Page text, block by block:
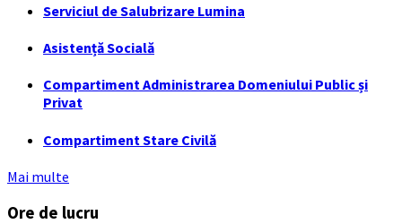
Serviciul de Salubrizare Lumina
Asistență Socială
Compartiment Administrarea Domeniului Public și
Privat
Compartiment Stare Civilă
Mai multe
Ore de lucru